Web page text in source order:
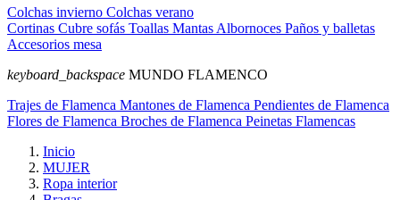
Colchas invierno Colchas verano
Cortinas Cubre sofás Toallas Mantas Albornoces Paños y balletas
Accesorios mesa
keyboard_backspace MUNDO FLAMENCO
Trajes de Flamenca Mantones de Flamenca Pendientes de Flamenca
Flores de Flamenca Broches de Flamenca Peinetas Flamencas
Inicio
MUJER
Ropa interior